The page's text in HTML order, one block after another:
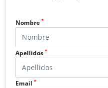
Nombre *
Apellidos *
Email *